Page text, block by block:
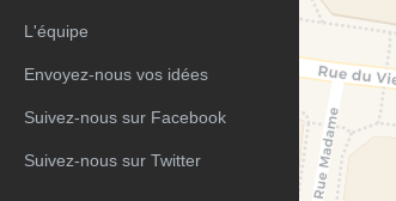
L'équipe
Envoyez-nous vos idées
Suivez-nous sur Facebook
Suivez-nous sur Twitter